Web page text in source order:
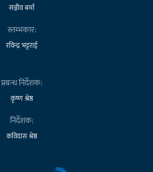
सञ्जीव बर्मा
स्तम्भकार:
रविन्द्र भट्टराई
प्रबन्ध निर्देशक:
कृष्ण श्रेष्ठ
निर्देशक:
कविदास श्रेष्ठ